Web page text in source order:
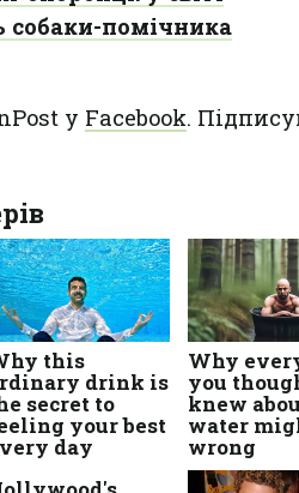
собаки-помічника
у Facebook.